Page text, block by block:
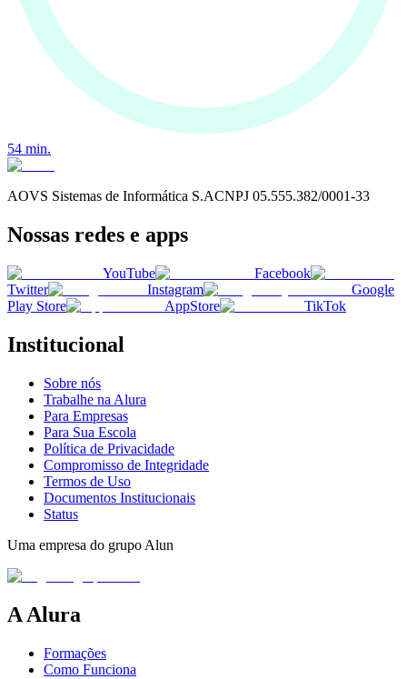
54 min.
AOVS Sistemas de Informática S.ACNPJ 05.555.382/0001-33
Nossas redes e apps
YouTube
Facebook
Twitter
Instagram
Google
Play Store
AppStore TikTok
Institucional
Sobre nós
Trabalhe na Alura
Para Empresas
Para Sua Escola
Política de Privacidade
Compromisso de Integridade
Termos de Uso
Documentos Institucionais
Status
Uma empresa do grupo Alun
A Alura
Formações
Como Funciona